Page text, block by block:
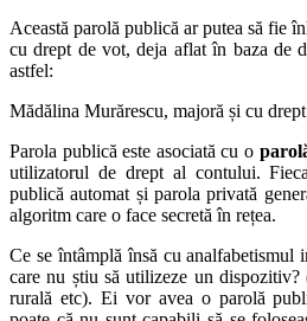
Această parolă publică ar putea să fie
cu drept de vot, deja aflat în baza de
astfel:
Mădălina Murărescu, majoră și cu
Parola publică este asociată cu o
utilizatorul de drept al contului.
publică automat și parola privată
algoritm care o face secretă în rețea.
Ce se întâmplă însă cu analfabetismul
care nu știu să utilizeze un
rurală etc). Ei vor avea o parolă